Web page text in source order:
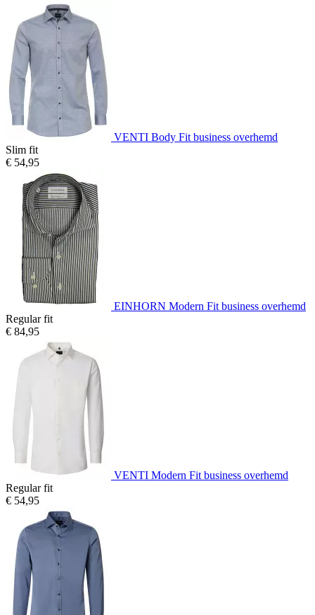
VENTI Body Fit business overhemd
Slim fit
€ 54,95
EINHORN Modern Fit business overhemd
Regular fit
€ 84,95
VENTI Modern Fit business overhemd
Regular fit
€ 54,95